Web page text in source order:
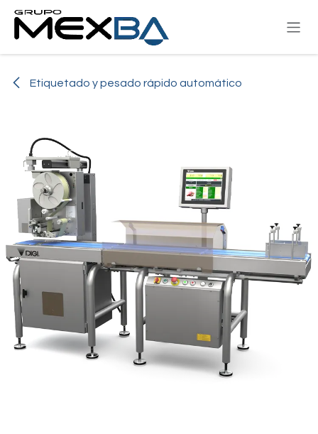
Ir al contenido
Etiquetado y pesado rápido automático